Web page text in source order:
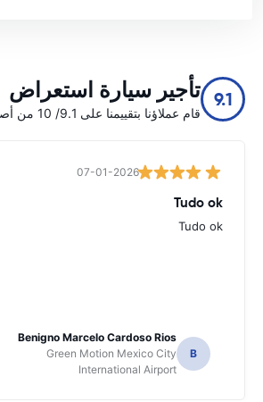
9.1 تأجير سيارة استعراض
قام عملاؤنا بتقييمنا على 9.1/ 10 من أصل 12842
07-01-2026
Tudo ok
Tudo ok
B
Benigno Marcelo Cardoso Rios
Green Motion Mexico City
International Airport